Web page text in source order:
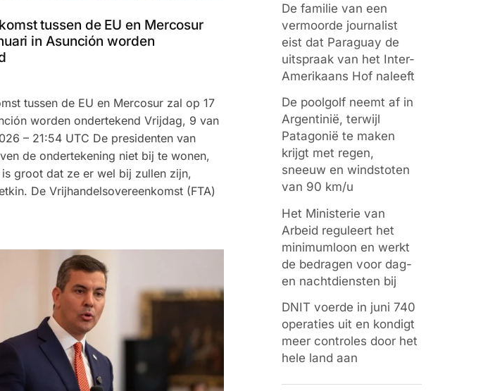
tussen de EU en Mercosur
in Asunción worden
tussen de EU en Mercosur zal op 17
worden ondertekend Vrijdag, 9 van
– 21:54 UTC De presidenten van
de ondertekening niet bij te wonen,
is groot dat ze er wel bij zullen zijn,
De Vrijhandelsovereenkomst (FTA)
De familie van een
vermoorde journalist
eist dat Paraguay de
uitspraak van het Inter-
Amerikaans Hof naleeft
De poolgolf neemt af in
Argentinië, terwijl
Patagonië te maken
krijgt met regen,
sneeuw en windstoten
van 90 km/u
Het Ministerie van
Arbeid reguleert het
minimumloon en werkt
de bedragen voor dag-
en nachtdiensten bij
DNIT voerde in juni 740
operaties uit en kondigt
meer controles door het
hele land aan